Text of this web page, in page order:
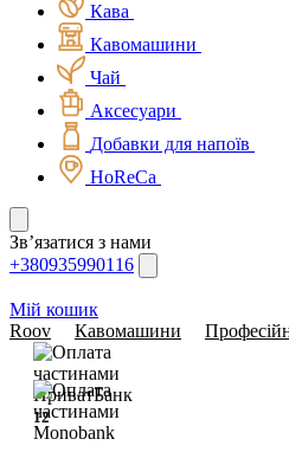
Кава
Кавомашини
Чай
Аксесуари
Добавки для напоїв
HoReCa
Зв’язатися з нами
+380935990116
Мій кошик
Roov
Кавомашини
12